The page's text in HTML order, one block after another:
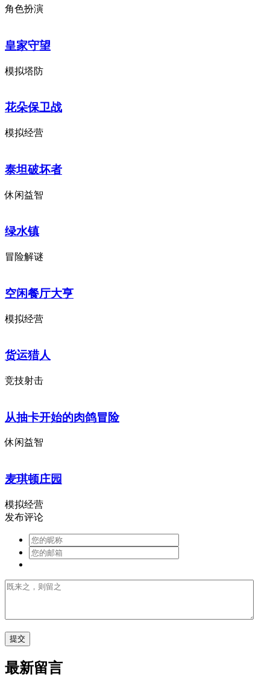
角色扮演
皇家守望
模拟塔防
花朵保卫战
模拟经营
泰坦破坏者
休闲益智
绿水镇
冒险解谜
空闲餐厅大亨
模拟经营
货运猎人
竞技射击
从抽卡开始的肉鸽冒险
休闲益智
麦琪顿庄园
模拟经营
发布评论
最新留言